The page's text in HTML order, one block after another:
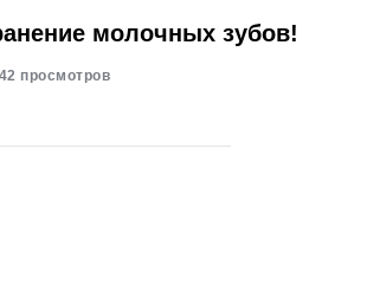
молочных зубов!
просмотров